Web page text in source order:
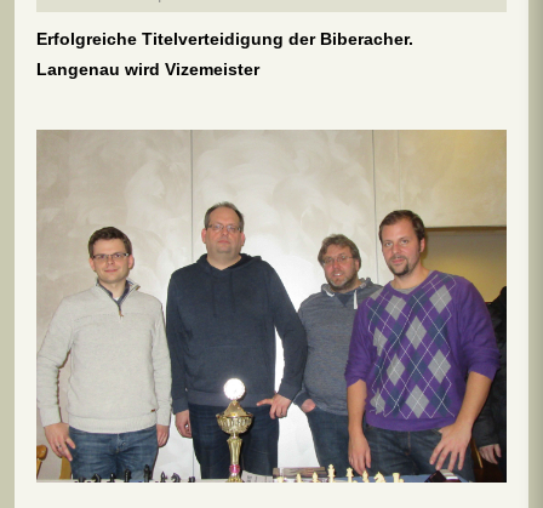
Erfolgreiche Titelverteidigung der Biberacher.
Langenau wird Vizemeister